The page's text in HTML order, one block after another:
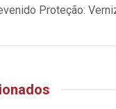
Proteção: